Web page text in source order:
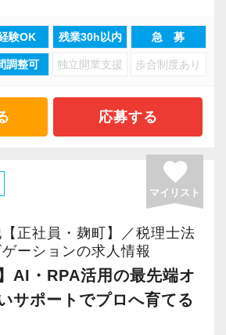
士・税理士の有資格者が多
ハウをいつでも聞ける環境で
のオフィスにいるためサポー
も、わずか1年で税務申告書が
成長できます。
残業代は1分単位！和気あいあ
験OK 残業30h以内 急 募
調整可 独立開業支援 歩合制度あり
応募する
favorite
マイリスト
正社員・麹町】／税理士法
ーションの求人情報
AI・RPA活用の最先端オ
サポートでプロへ育てる